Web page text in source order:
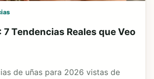
Tendencias Reales que Veo
de uñas para 2026 vistas de